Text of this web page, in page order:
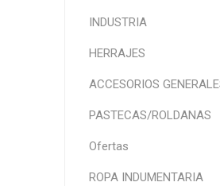
INDUSTRIA
HERRAJES
ACCESORIOS
PASTECAS/ROLDANAS
Ofertas
ROPA INDUMENTARIA